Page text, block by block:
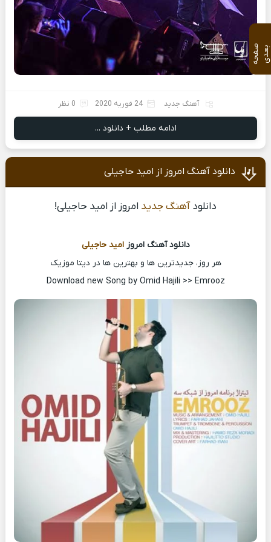
آهنگ جدید 24 فوریه 2020 0 نظر
ادامه مطلب + دانلود ...
دانلود آهنگ امروز از امید حاجیلی
دانلودآهنگ جدید امروز از امید حاجیلی!
دانلود آهنگ امروزامید حاجیلی
هر روز، جدیدترین ها و بهترین ها در دیتا موزیک
Download new Song by Omid Hajili >> Emrooz
ص
ف
ح
ه ب ع
د ی